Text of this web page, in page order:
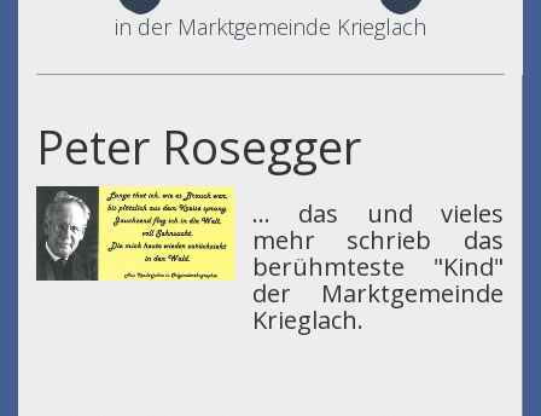
in der Marktgemeinde Krieglach
Peter Rosegger
... das und vieles
mehr schrieb das
berühmteste "Kind"
der Marktgemeinde
Krieglach.